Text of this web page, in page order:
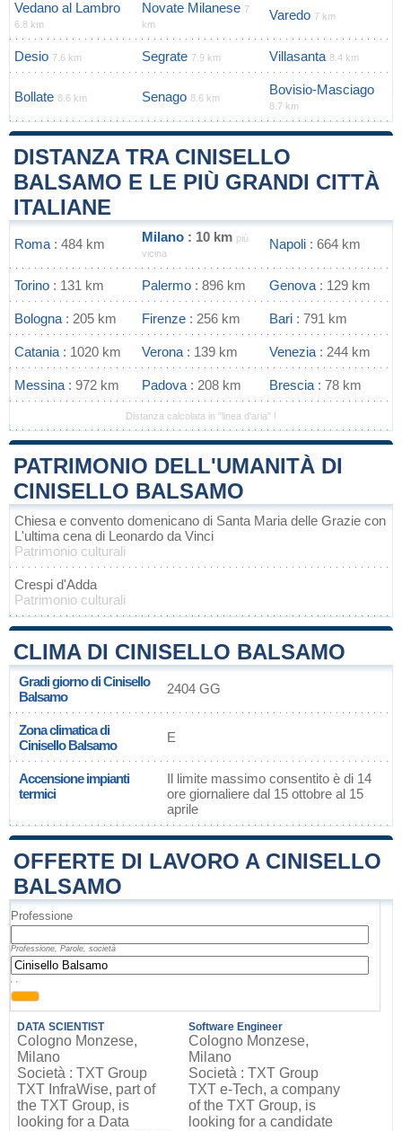
Vedano al Lambro
6.8 km
Novate Milanese 7
km
Varedo 7 km
Desio 7.6 km Segrate 7.9 km Villasanta 8.4 km
Bollate 8.6 km Senago 8.6 km
Bovisio-Masciago
8.7 km
DISTANZA TRA CINISELLO
BALSAMO E LE PIÙ GRANDI CITTÀ
ITALIANE
Roma : 484 km Milano : 10 km più
vicina
Napoli : 664 km
Torino : 131 km Palermo : 896 km Genova : 129 km
Bologna : 205 km Firenze : 256 km Bari : 791 km
Catania : 1020 km Verona : 139 km Venezia : 244 km
Messina : 972 km Padova : 208 km Brescia : 78 km
Distanza calcolata in "linea d'aria" !
PATRIMONIO DELL'UMANITÀ DI
CINISELLO BALSAMO
Chiesa e convento domenicano di Santa Maria delle Grazie con
L'ultima cena di Leonardo da Vinci
Patrimonio culturali
Crespi d'Adda
Patrimonio culturali
CLIMA DI CINISELLO BALSAMO
Gradi giorno di Cinisello
Balsamo
2404 GG
Zona climatica di
Cinisello Balsamo
E
Accensione impianti
termici
Il limite massimo consentito è di 14
ore giornaliere dal 15 ottobre al 15
aprile
OFFERTE DI LAVORO A CINISELLO
BALSAMO
Professione
Professione, Parole, società
, ,
DATA SCIENTIST
Cologno Monzese,
Milano
Società : TXT Group
TXT InfraWise, part of
the TXT Group, is
looking for a Data
Software Engineer
Cologno Monzese,
Milano
Società : TXT Group
TXT e-Tech, a company
of the TXT Group, is
looking for a candidate